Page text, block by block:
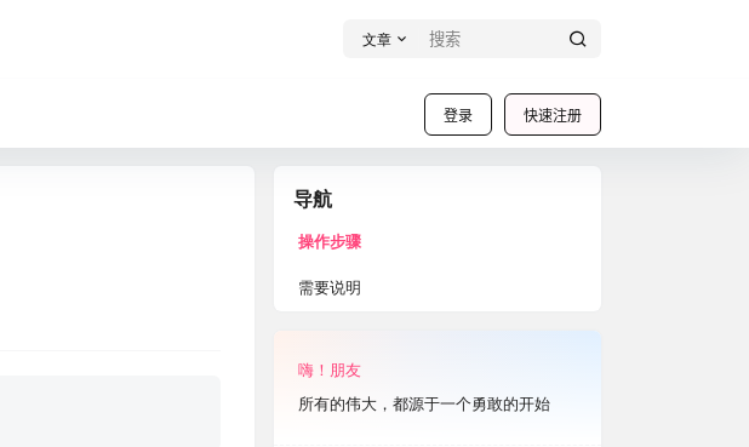
文章
登录 快速注册
导航
操作步骤
需要说明
嗨！朋友
所有的伟大，都源于一个勇敢的开始